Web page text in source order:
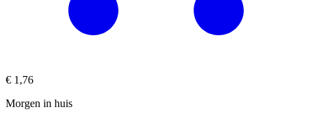
€ 1,76
Morgen in huis